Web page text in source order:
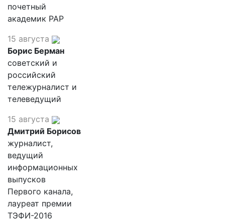
почетный
академик РАР
15 августа
Борис Берман
советский и
российский
тележурналист и
телеведущий
15 августа
Дмитрий Борисов
журналист,
ведущий
информационных
выпусков
Первого канала,
лауреат премии
ТЭФИ-2016